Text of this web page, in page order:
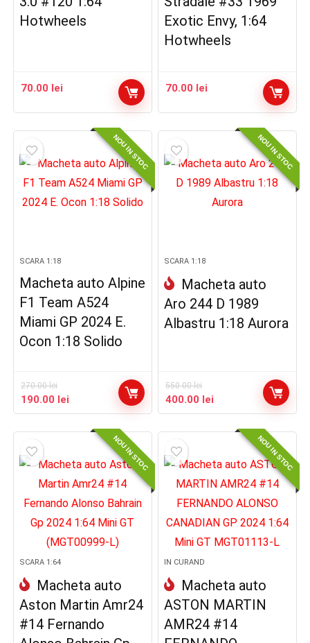
Hotwheels
70.00 lei
Exotic Envy, 1:64
Hotwheels
70.00 lei
NOU IN STOC
SCARA 1:18
Macheta auto Alpine
F1 Team A524
Miami GP 2024 E.
Ocon 1:18 Solido
270.00lei
Prețul
inițial
270.00 lei.
190.00 lei
curent
este:
190.00 lei.
NOU IN STOC
SCARA 1:18
Macheta auto
Aro 244 D 1989
Albastru 1:18 Aurora
550.00lei
Prețul
inițial
550.00 lei.
400.00 lei
curent
este:
400.00 lei.
NOU IN STOC
SCARA 1:64
Macheta auto
Aston Martin Amr24
#14 Fernando
NOU IN STOC
IN CURAND
Macheta auto
ASTON MARTIN
AMR24 #14